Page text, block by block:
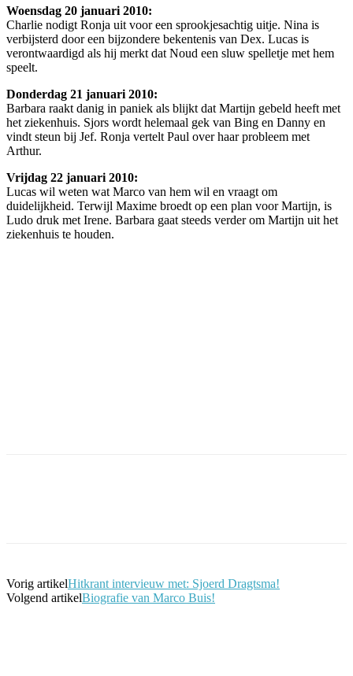
Woensdag 20 januari 2010:
Charlie nodigt Ronja uit voor een sprookjesachtig uitje. Nina is
verbijsterd door een bijzondere bekentenis van Dex. Lucas is
verontwaardigd als hij merkt dat Noud een sluw spelletje met hem
speelt.
Donderdag 21 januari 2010:
Barbara raakt danig in paniek als blijkt dat Martijn gebeld heeft met
het ziekenhuis. Sjors wordt helemaal gek van Bing en Danny en
vindt steun bij Jef. Ronja vertelt Paul over haar probleem met
Arthur.
Vrijdag 22 januari 2010:
Lucas wil weten wat Marco van hem wil en vraagt om
duidelijkheid. Terwijl Maxime broedt op een plan voor Martijn, is
Ludo druk met Irene. Barbara gaat steeds verder om Martijn uit het
ziekenhuis te houden.
Vorig artikelHitkrant intervieuw met: Sjoerd Dragtsma!
Volgend artikelBiografie van Marco Buis!